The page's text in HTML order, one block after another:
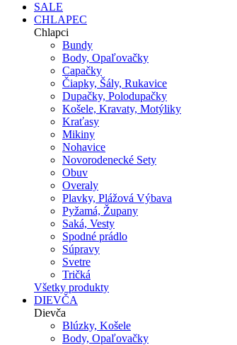
SALE
CHLAPEC
Chlapci
Bundy
Body, Opaľovačky
Capačky
Čiapky, Šály, Rukavice
Dupačky, Polodupačky
Košele, Kravaty, Motýliky
Kraťasy
Mikiny
Nohavice
Novorodenecké Sety
Obuv
Overaly
Plavky, Plážová Výbava
Pyžamá, Župany
Saká, Vesty
Spodné prádlo
Súpravy
Svetre
Tričká
Všetky produkty
DIEVČA
Dievča
Blúzky, Košele
Body, Opaľovačky